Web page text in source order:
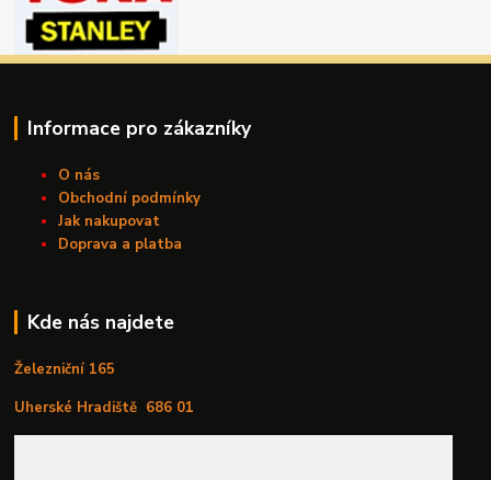
Informace pro zákazníky
O nás
Obchodní podmínky
Jak nakupovat
Doprava a platba
Kde nás najdete
Železniční 165
Uherské Hradiště 686 01